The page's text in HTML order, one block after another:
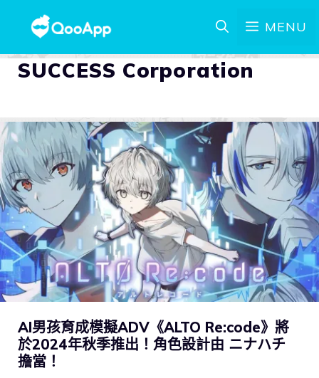
MENU
SUCCESS Corporation
AI男孩育成模擬ADV《ALTO Re:code》將
於2024年秋季推出！角色設計由 ニナハチ
擔當！